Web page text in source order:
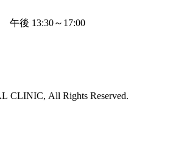
午後 13:30～17:00
CLINIC, All Rights Reserved.